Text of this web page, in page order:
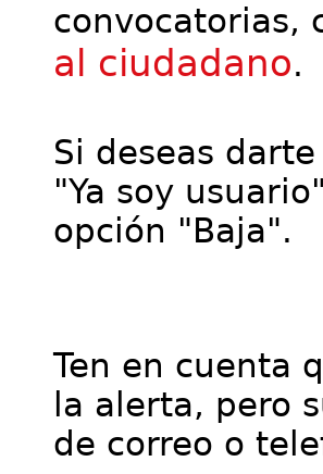
convocatorias,
al ciudadano.
Si deseas
"Ya soy
opción "Baja".
Ten en cuenta
la alerta, pero
de correo o